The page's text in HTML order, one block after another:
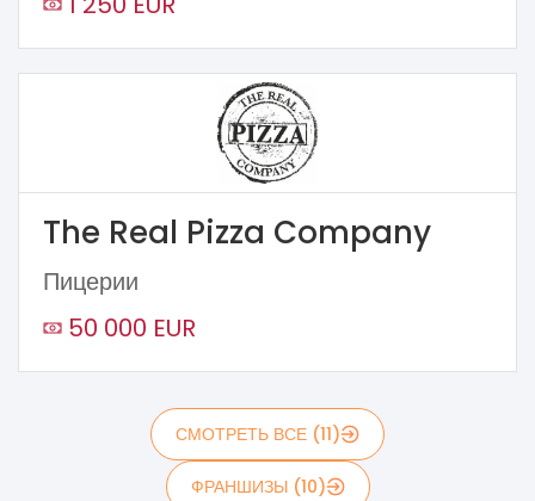
The Real Pizza Company
Пицерии
50 000 EUR
СМОТРЕТЬ ВСЕ (11)
ФРАНШИЗЫ (10)